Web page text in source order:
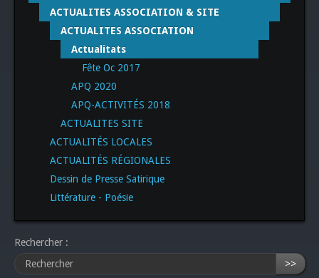
ACTUALITES ASSOCIATION & SITE
ACTUALITES ASSOCIATION
Actualitats
Fête Oc 2017
APQ 2020
APQ-ACTIVITÉS 2018
ACTUALITES SITE
ACTUALITÉS LOCALES
ACTUALITÉS RÉGIONALES
Dessin de Presse Satirique
Littérature - Poésie
Rechercher :
>>